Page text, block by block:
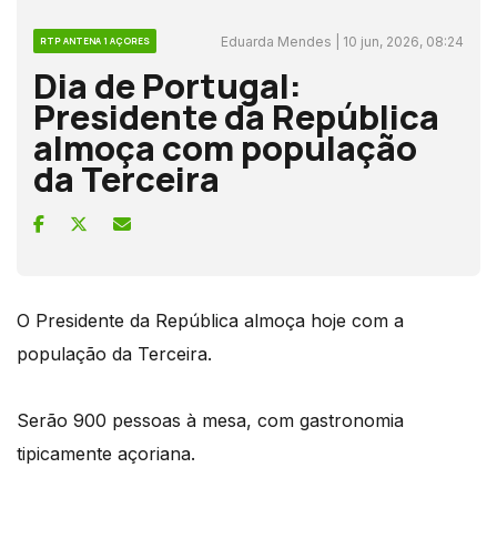
RTP ANTENA 1 AÇORES Eduarda Mendes | 10 jun, 2026, 08:24
Dia de Portugal:
Presidente da República
almoça com população
da Terceira
O Presidente da República almoça hoje com a
população da Terceira.
Serão 900 pessoas à mesa, com gastronomia
tipicamente açoriana.